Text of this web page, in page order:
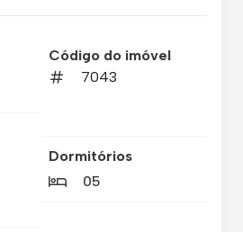
Código do imóvel
7043
Dormitórios
05